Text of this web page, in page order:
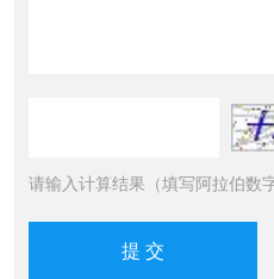
请输入计算结果（填写阿拉伯数